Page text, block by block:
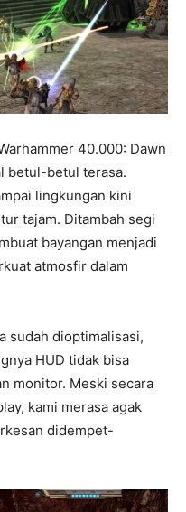
40.000: Dawn
betul-betul terasa.
lingkungan kini
tajam. Ditambah segi
bayangan menjadi
atmosfir dalam
sudah dioptimalisasi,
HUD tidak bisa
monitor. Meski secara
kami merasa agak
didempet-